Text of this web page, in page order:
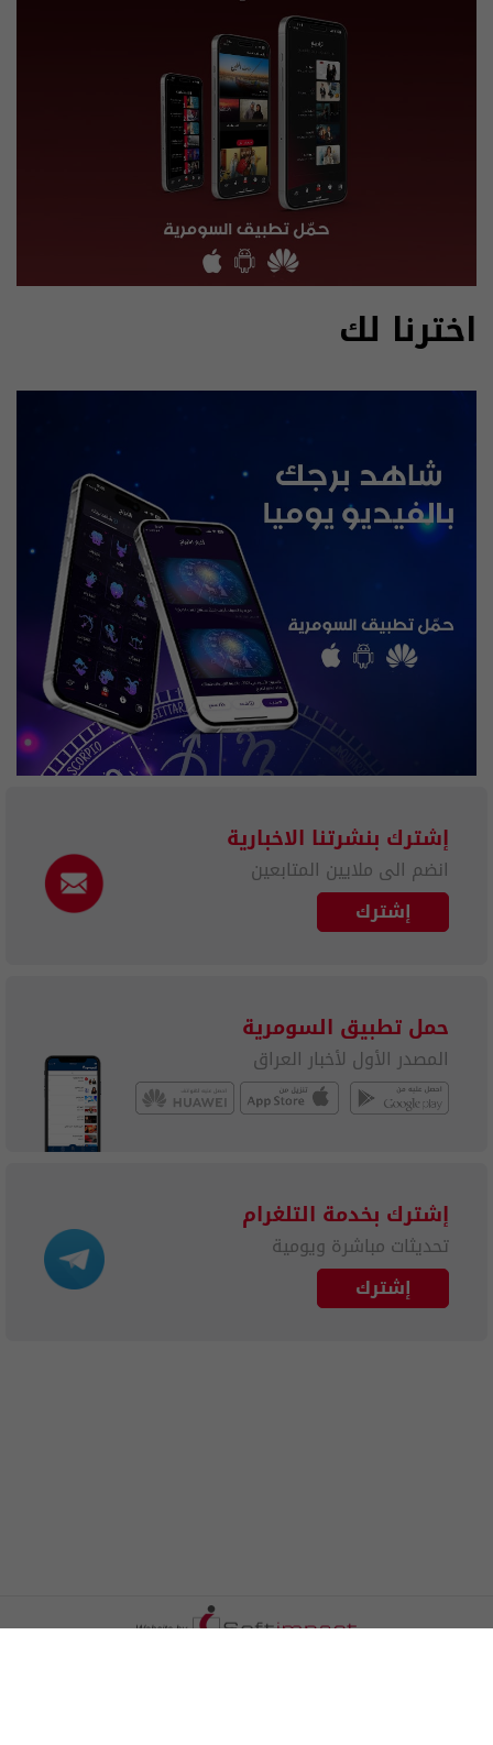
اخترنا لك
إشترك بنشرتنا الاخبارية
انضم الى ملايين المتابعين
إشترك
حمل تطبيق السومرية
المصدر الأول لأخبار العراق
إشترك بخدمة التلغرام
تحديثات مباشرة ويومية
إشترك